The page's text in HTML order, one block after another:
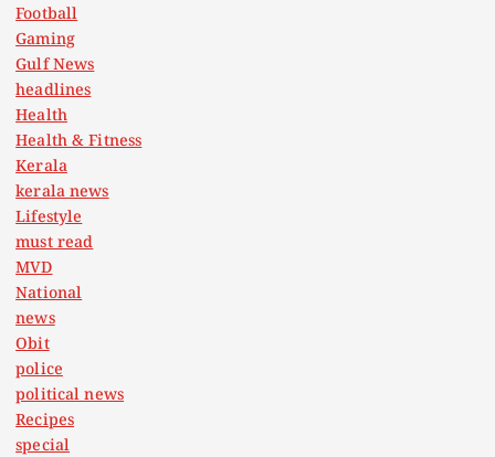
Football
Gaming
Gulf News
headlines
Health
Health & Fitness
Kerala
kerala news
Lifestyle
must read
MVD
National
news
Obit
police
political news
Recipes
special